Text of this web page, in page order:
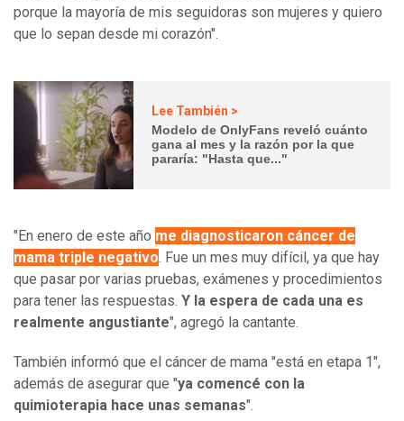
porque la mayoría de mis seguidoras son mujeres y quiero
que lo sepan desde mi corazón".
Lee También >
Modelo de OnlyFans reveló cuánto
gana al mes y la razón por la que
pararía: "Hasta que..."
"En enero de este año me diagnosticaron cáncer de
mama triple negativo. Fue un mes muy difícil, ya que hay
que pasar por varias pruebas, exámenes y procedimientos
para tener las respuestas. Y la espera de cada una es
realmente angustiante", agregó la cantante.
También informó que el cáncer de mama "está en etapa 1",
además de asegurar que "ya comencé con la
quimioterapia hace unas semanas".